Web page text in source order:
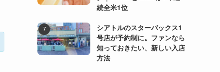
続全米1位
シアトルのスターバックス1
号店が予約制に。ファンなら
知っておきたい、新しい入店
方法